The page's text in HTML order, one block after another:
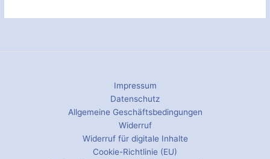
Impressum
Datenschutz
Allgemeine Geschäftsbedingungen
Widerruf
Widerruf für digitale Inhalte
Cookie-Richtlinie (EU)